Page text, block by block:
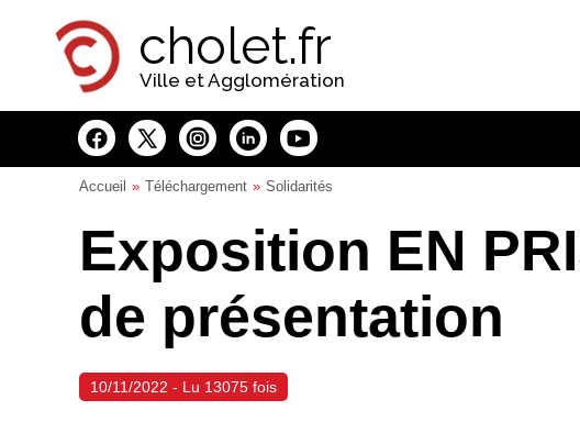
cholet.fr
Ville et Agglomération
Accueil Téléchargement Solidarités
Exposition EN
de présentation
10/11/2022 - Lu 13075 fois